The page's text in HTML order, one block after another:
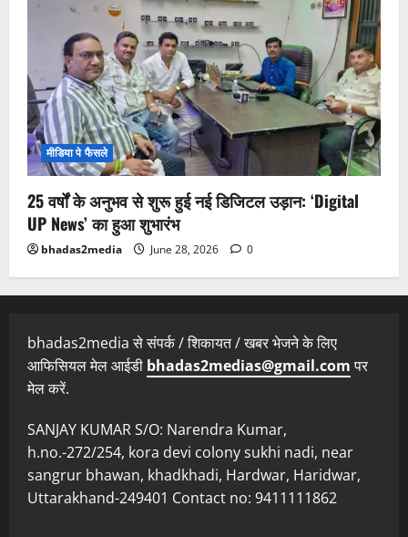
मीडिया पे फैसले
25 वर्षों के अनुभव से शुरू हुई नई डिजिटल उड़ान: ‘Digital
UP News’ का हुआ शुभारंभ
bhadas2media June 28, 2026 0
bhadas2media से संपर्क / शिकायत / खबर भेजने के लिए
आफिसियल मेल आईडी bhadas2medias@gmail.comपर
मेल करें.
SANJAY KUMAR S/O: Narendra Kumar,
h.no.-272/254, kora devi colony sukhi nadi, near
sangrur bhawan, khadkhadi, Hardwar, Haridwar,
Uttarakhand-249401 Contact no: 9411111862